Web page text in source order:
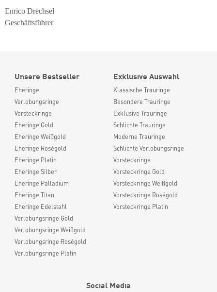
Enrico Drechsel
Geschäftsführer
Unsere Bestseller
Eheringe
Verlobungsringe
Vorsteckringe
Eheringe Gold
Eheringe Weißgold
Eheringe Roségold
Eheringe Platin
Eheringe Silber
Eheringe Palladium
Eheringe Titan
Eheringe Edelstahl
Verlobungsringe Gold
Verlobungsringe Weißgold
Verlobungsringe Roségold
Verlobungsringe Platin
Exklusive Auswahl
Klassische Trauringe
Besondere Trauringe
Exklusive Trauringe
Schlichte Trauringe
Moderne Trauringe
Schlichte Verlobungsringe
Vorsteckringe
Vorsteckringe Gold
Vorsteckringe Weißgold
Vorsteckringe Roségold
Vorsteckringe Platin
Social Media